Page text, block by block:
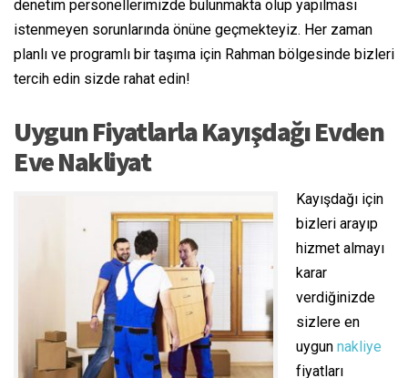
denetim personellerimizde bulunmakta olup yapılması
istenmeyen sorunlarında önüne geçmekteyiz. Her zaman
planlı ve programlı bir taşıma için Rahman bölgesinde bizleri
tercih edin sizde rahat edin!
Uygun Fiyatlarla Kayışdağı Evden
Eve Nakliyat
Kayışdağı için
bizleri arayıp
hizmet almayı
karar
verdiğinizde
sizlere en
uygun nakliye
fiyatları